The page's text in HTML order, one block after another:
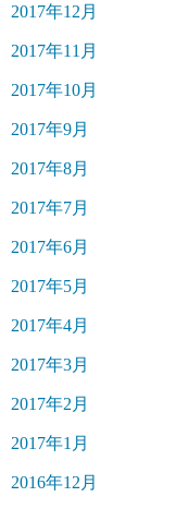
2017年12月
2017年11月
2017年10月
2017年9月
2017年8月
2017年7月
2017年6月
2017年5月
2017年4月
2017年3月
2017年2月
2017年1月
2016年12月